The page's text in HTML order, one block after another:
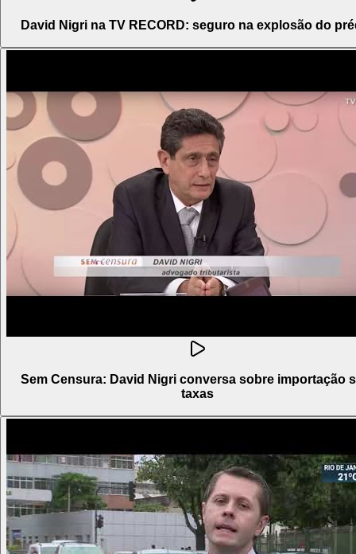
David Nigri na TV RECORD: seguro na explosão do
Sem Censura: David Nigri conversa sobre importação
taxas